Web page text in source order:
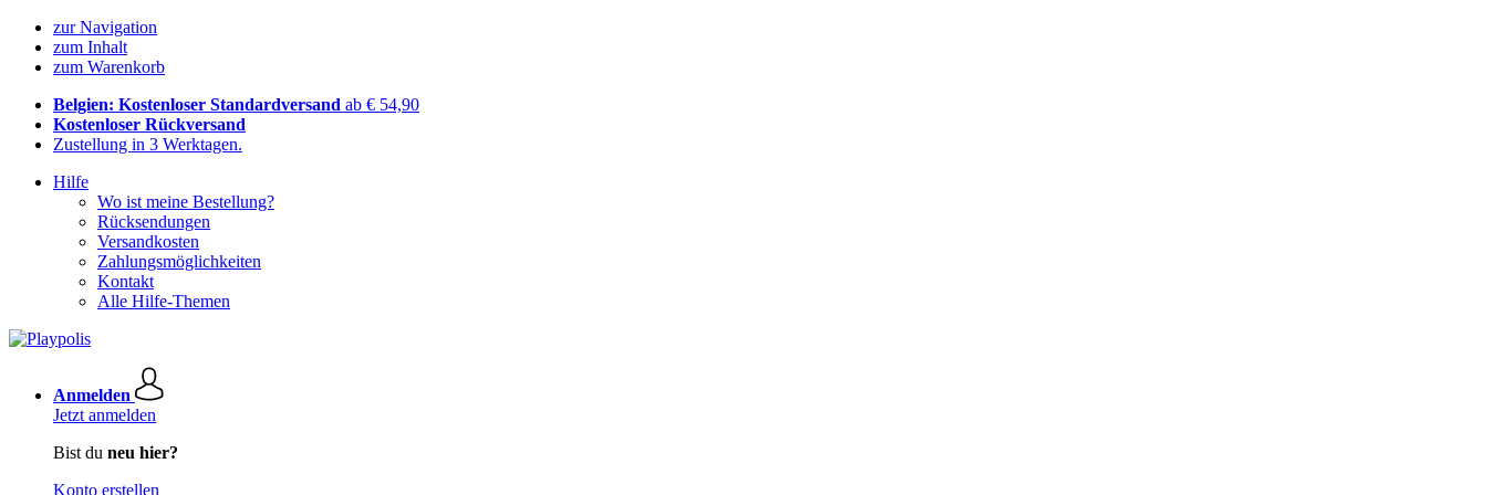
zur Navigation
zum Inhalt
zum Warenkorb
Belgien: Kostenloser Standardversand ab € 54,90
Kostenloser Rückversand
Zustellung in 3 Werktagen.
Hilfe
Wo ist meine Bestellung?
Rücksendungen
Versandkosten
Zahlungsmöglichkeiten
Kontakt
Alle Hilfe-Themen
Anmelden
Jetzt anmelden
Bist du neu hier?
Konto erstellen